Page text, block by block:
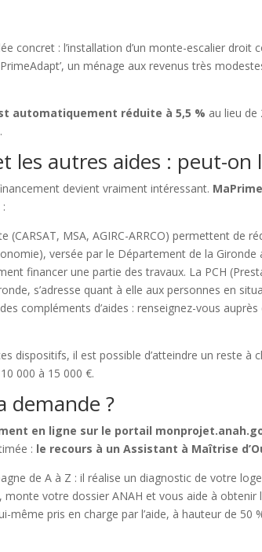
concret : l’installation d’un monte-escalier
un ménage aux revenus très
automatiquement réduite à 5,5 % au lieu de
les autres aides : peut-on
devient vraiment intéressant.
:
(CARSAT, MSA, AGIRC-ARRCO) permettent de
versée par le Département de la
financer une partie des travaux. La PCH
s’adresse quant à elle aux personnes en
compléments d’aides : renseignez-vous
dispositifs, il est possible d’atteindre un reste à
000 à 15 000 €.
demande ?
en ligne sur le portail
: le recours à un Assistant à Maîtrise
de A à Z : il réalise un diagnostic de votre
votre dossier ANAH et vous aide à obtenir
même pris en charge par l’aide, à hauteur de 50